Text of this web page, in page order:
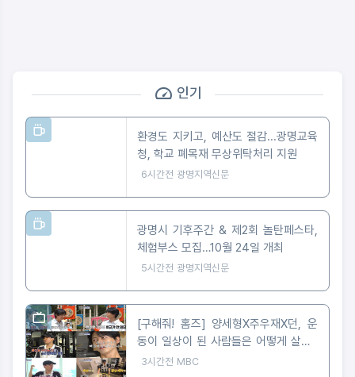
인기
환경도 지키고, 예산도 절감...광명교육
청, 학교 폐목재 무상위탁처리 지원
6시간전 광명지역신문
광명시 기후주간 & 제2회 놀탄페스타,
체험부스 모집…10월 24일 개최
5시간전 광명지역신문
[구해줘! 홈즈] 양세형X주우재X던, 운
동이 일상이 된 사람들은 어떻게 살까?
'운동세권' 임장 특집!
3시간전 MBC